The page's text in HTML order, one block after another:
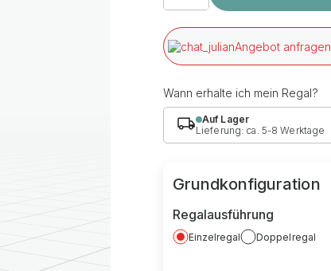
Angebot anfragen
Wann erhalte ich mein Regal?
Auf Lager
Lieferung: ca. 5-8 Werktage
Grundkonfiguration
Regalausführung
Einzelregal Doppelregal